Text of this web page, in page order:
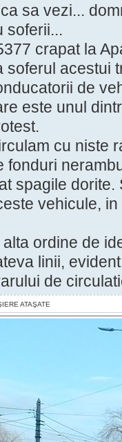
sa vezi...
soferii...
crapat la
soferul acestui
de
este unul
cu niste
fonduri
spagile dorite.
vehicule,
alta ordine de
linii,
de
ATAŞATE